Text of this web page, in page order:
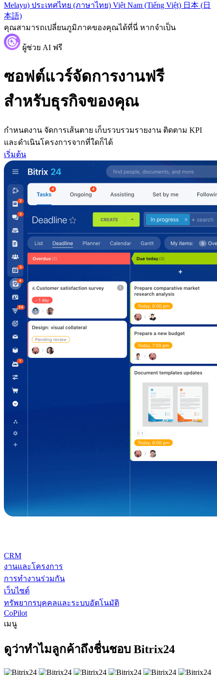
Melayu) ประเทศไทย (ภาษาไทย) Việt Nam (Tiếng Việt) 日本 (日
本語)
คุณสามารถเปลี่ยนภูมิภาคของคุณได้ที่นี่ หากจำเป็น
ผู้ช่วย AI ฟรี
ซอฟต์แวร์จัดการงานฟรี
สำหรับธุรกิจของคุณ
กำหนดงาน จัดการเส้นตาย เก็บรวบรวมรายงาน ติดตาม KPI
และดำเนินโครงการจากที่ใดก็ได้
เริ่มต้น
CRM
งานและโครงการ
การทำงานร่วมกัน
เว็บไซต์
ทรัพยากรบุคคลและระบบอัตโนมัติ
CoPilot
เมนู
ดูว่าทำไมลูกค้าถึงชื่นชอบ Bitrix24